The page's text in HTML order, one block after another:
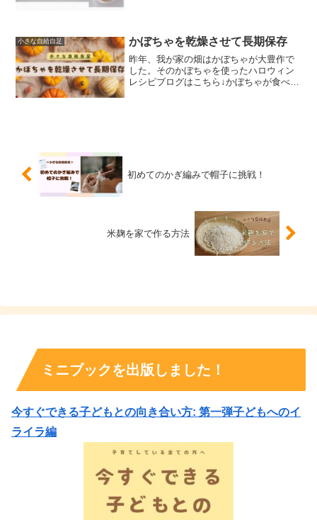
記事は下記の方にオススメ...
小さな自給自足 かぼちゃを乾燥させて長期保存
昨年、我が家の畑はかぼちゃが大豊作で
した。そのかぼちゃを使ったハロウィン
レシピブログはこちら↓かぼちゃが食べき
初めてのかぎ編みで帽子に挑戦！
米麹を家で作る方法
ミニブックを出版しました！
今すぐできる子どもとの向き合い方: 第一弾子どもへのイ
ライラ編